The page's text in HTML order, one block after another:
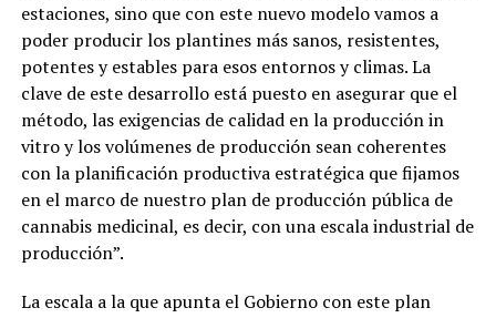
estaciones, sino que con este nuevo modelo vamos a
poder producir los plantines más sanos, resistentes,
potentes y estables para esos entornos y climas. La
clave de este desarrollo está puesto en asegurar que el
método, las exigencias de calidad en la producción in
vitro y los volúmenes de producción sean coherentes
con la planificación productiva estratégica que fijamos
en el marco de nuestro plan de producción pública de
cannabis medicinal, es decir, con una escala industrial de
producción”.
La escala a la que apunta el Gobierno con este plan